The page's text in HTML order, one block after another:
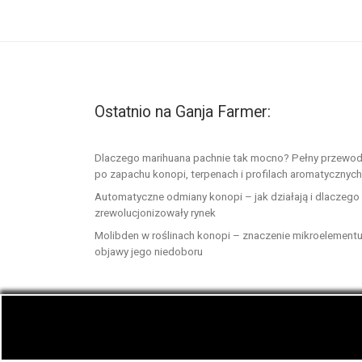
Ostatnio na Ganja Farmer:
Dlaczego marihuana pachnie tak mocno? Pełny
po zapachu konopi, terpenach i profilach aromatycznych
Automatyczne odmiany konopi – jak działają i dlaczego
zrewolucjonizowały rynek
Molibden w roślinach konopi – znaczenie
objawy jego niedoboru